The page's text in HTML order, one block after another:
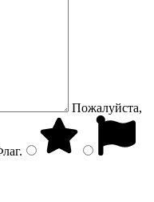
Пожалуйста,
.